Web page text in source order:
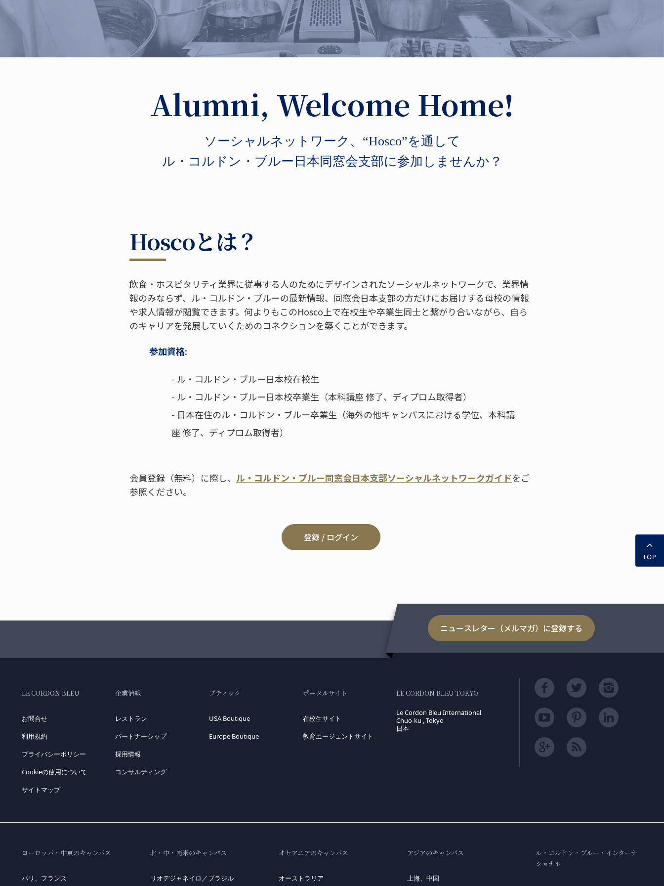
Alumni, Welcome Home!
ソーシャルネットワーク、“Hosco”を通して
ル・コルドン・ブルー日本同窓会支部に参加しませんか？
Hoscoとは？
飲食・ホスピタリティ業界に従事する人のためにデザインされたソーシャルネットワークで、業界情
報のみならず、ル・コルドン・ブルーの最新情報、同窓会日本支部の方だけにお届けする母校の情報
や求人情報が閲覧できます。何よりもこのHosco上で在校生や卒業生同士と繋がり合いながら、自ら
のキャリアを発展していくためのコネクションを築くことができます。
参加資格:
- ル・コルドン・ブルー日本校在校生
- ル・コルドン・ブルー日本校卒業生（本科講座 修了、ディプロム取得者）
- 日本在住のル・コルドン・ブルー卒業生（海外の他キャンパスにおける学位、本科講
座 修了、ディプロム取得者）
会員登録（無料）に際し、 ル・コルドン・ブルー同窓会日本支部ソーシャルネットワークガイドをご
参照ください。
登録 / ログイン
ニュースレター（メルマガ）に登録する
TOP
LE CORDON BLEU
お問合せ
利用規約
プライバシーポリシー
Cookieの使用について
サイトマップ
企業情報
レストラン
パートナーシップ
採用情報
コンサルティング
ブティック
USA Boutique
Europe Boutique
ポータルサイト
在校生サイト
教育エージェントサイト
LE CORDON BLEU TOKYO
Le Cordon Bleu International
Chuo-ku , Tokyo
日本
ヨーロッパ・中東のキャンパス
パリ、フランス
北・中・南米のキャンパス
リオデジャネイロ／ブラジル
オセアニアのキャンパス
オーストラリア
アジアのキャンパス
上海、中国
ル・コルドン・ブルー・インターナ
ショナル